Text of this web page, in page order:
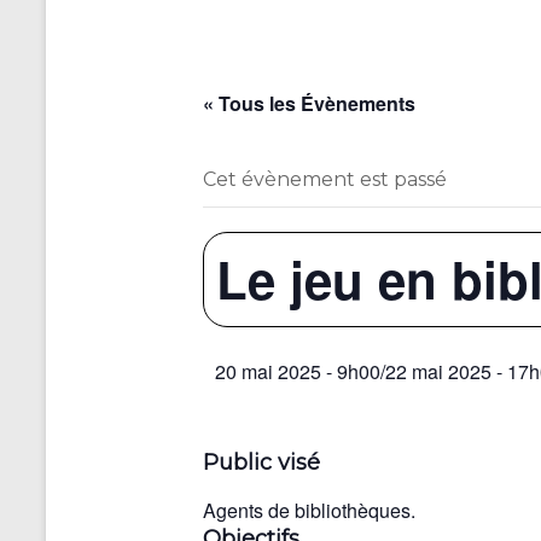
« Tous les Évènements
Cet évènement est passé
Le jeu en
20 mai 2025 - 9h00/22 mai 2025 -
Public visé
Agents de bibliothèques.